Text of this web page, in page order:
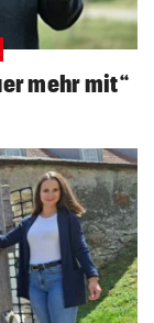
mehr mit“